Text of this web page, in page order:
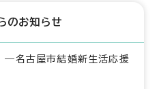
のお知らせ
―名古屋市結婚新生活応援